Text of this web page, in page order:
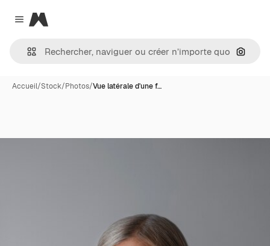
Close menu
Magnific
Accueil/Stock/Photos/Vue latérale d'une f…